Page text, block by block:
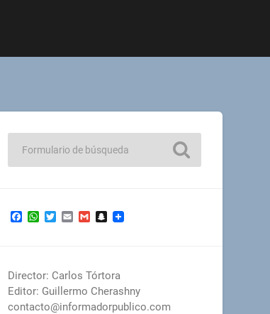
Facebook
WhatsApp
TwitterEmailGmailSnapchat
Director: Carlos Tórtora
Editor: Guillermo Cherashny
contacto@informadorpublico.com